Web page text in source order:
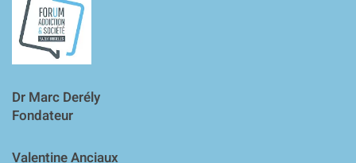
Dr Marc Derély
Fondateur
Valentine Anciaux